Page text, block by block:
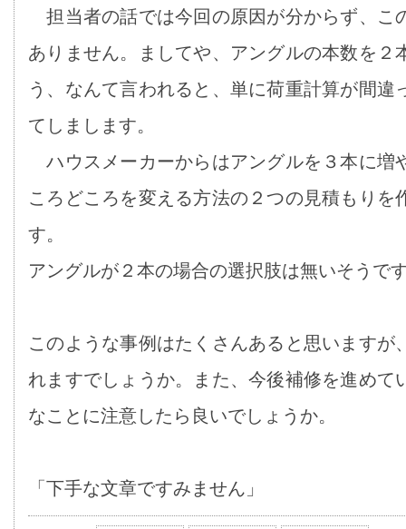
担当者の話では今回の原因が分からず、こ
ありません。ましてや、アングルの本数を２
う、なんて言われると、単に荷重計算が間違
てしまします。
ハウスメーカーからはアングルを３本に増
ころどころを変える方法の２つの見積もりを
す。
アングルが２本の場合の選択肢は無いそうで
このような事例はたくさんあると思いますが
れますでしょうか。また、今後補修を進めて
なことに注意したら良いでしょうか。
「下手な文章ですみません」